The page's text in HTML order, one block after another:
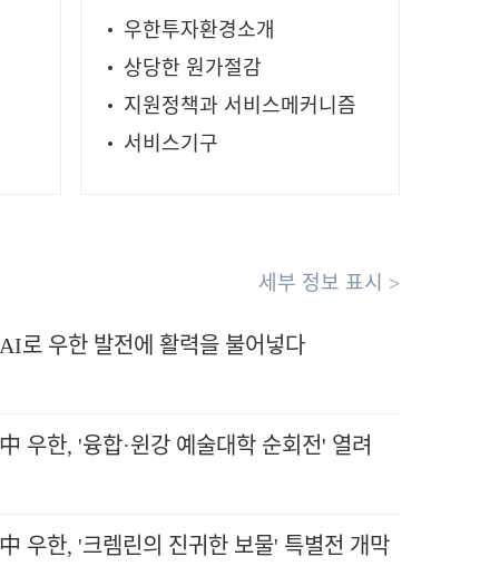
우한투자환경소개
상당한 원가절감
지원정책과 서비스메커니즘
서비스기구
세부 정보 표시 >
AI로 우한 발전에 활력을 불어넣다
中 우한, '융합·윈강 예술대학 순회전' 열려
中 우한, '크렘린의 진귀한 보물' 특별전 개막